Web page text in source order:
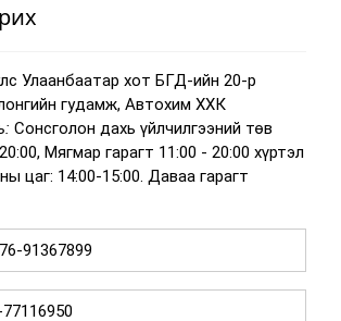
Улаанбаатар хот БГД-ийн 20-р
гудамж, Автохим ХХК
Сонсголон дахь үйлчилгээний төв
Мягмар гарагт 11:00 - 20:00 хүртэл
цаг: 14:00-15:00. Даваа гарагт